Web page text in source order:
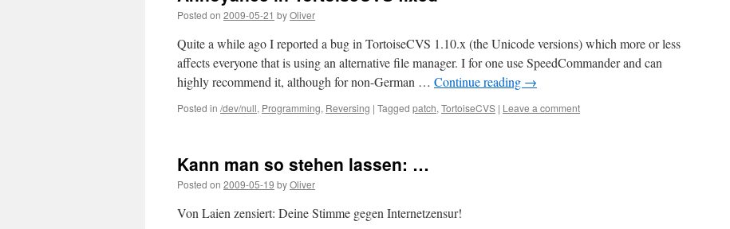
Posted on 2009-05-21 byOliver
Quite a while ago I reported a bug in TortoiseCVS 1.10.x (the Unicode versions) which more or less
affects everyone that is using an alternative file manager. I for one use SpeedCommander and can
highly recommend it, although for non-German … Continue reading →
Posted in /dev/null, Programming, Reversing | Tagged patch, TortoiseCVS | Leave a comment
Kann man so stehen lassen: …
Posted on 2009-05-19 byOliver
Von Laien zensiert: Deine Stimme gegen Internetzensur!